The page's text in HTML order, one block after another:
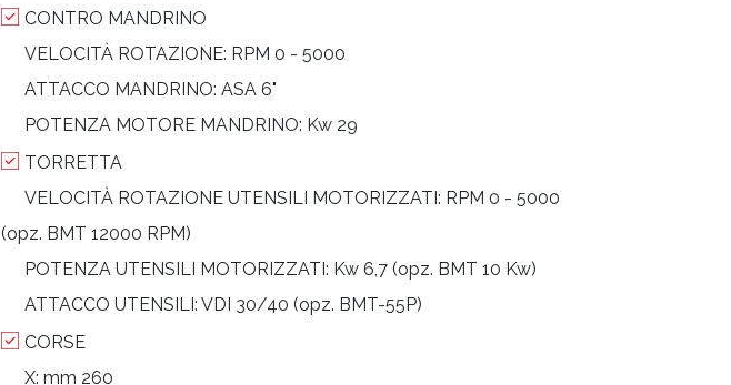
CONTRO MANDRINO
VELOCITÀ ROTAZIONE: RPM 0 - 5000
ATTACCO MANDRINO: ASA 6"
POTENZA MOTORE MANDRINO: Kw 29
TORRETTA
VELOCITÀ ROTAZIONE UTENSILI MOTORIZZATI: RPM 0 - 5000
(opz. BMT 12000 RPM)
POTENZA UTENSILI MOTORIZZATI: Kw 6,7 (opz. BMT 10 Kw)
ATTACCO UTENSILI: VDI 30/40 (opz. BMT-55P)
CORSE
X: mm 260